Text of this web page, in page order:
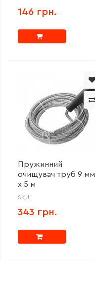
146 грн.
Пружинний
очищувач труб 9 мм
х 5 м
SKU:
343 грн.